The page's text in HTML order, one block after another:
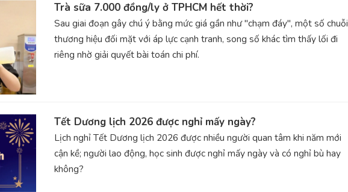
Trà sữa 7.000 đồng/ly ở TPHCM hết thời?
Sau giai đoạn gây chú ý bằng mức giá gần như "chạm đáy", một số chuỗi
thương hiệu đối mặt với áp lực cạnh tranh, song số khác tìm thấy lối đi
riêng nhờ giải quyết bài toán chi phí.
Tết Dương lịch 2026 được nghỉ mấy ngày?
Lịch nghỉ Tết Dương lịch 2026 được nhiều người quan tâm khi năm mới
cận kề; người lao động, học sinh được nghỉ mấy ngày và có nghỉ bù hay
không?